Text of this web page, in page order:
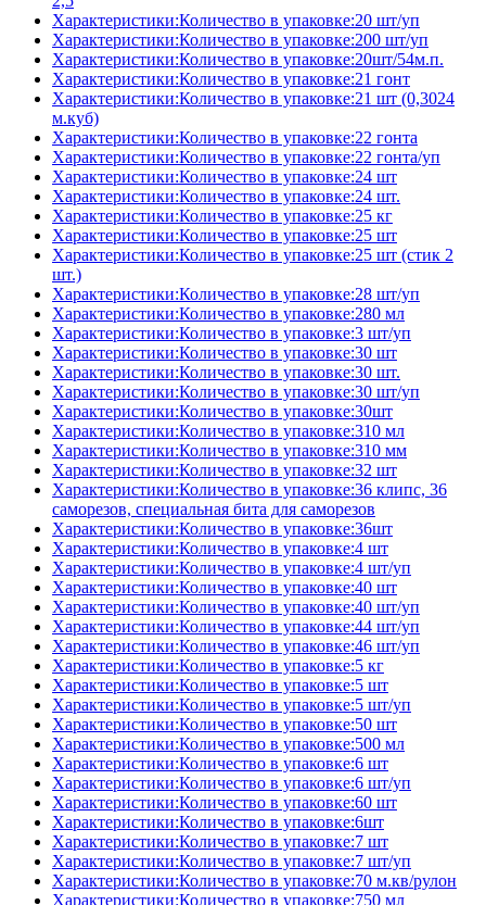
Характеристики:Количество в упаковке:20 шт/уп
Характеристики:Количество в упаковке:200 шт/уп
Характеристики:Количество в упаковке:20шт/54м.п.
Характеристики:Количество в упаковке:21 гонт
Характеристики:Количество в упаковке:21 шт (0,3024
м.куб)
Характеристики:Количество в упаковке:22 гонта
Характеристики:Количество в упаковке:22 гонта/уп
Характеристики:Количество в упаковке:24 шт
Характеристики:Количество в упаковке:24 шт.
Характеристики:Количество в упаковке:25 кг
Характеристики:Количество в упаковке:25 шт
Характеристики:Количество в упаковке:25 шт (стик 2
шт.)
Характеристики:Количество в упаковке:28 шт/уп
Характеристики:Количество в упаковке:280 мл
Характеристики:Количество в упаковке:3 шт/уп
Характеристики:Количество в упаковке:30 шт
Характеристики:Количество в упаковке:30 шт.
Характеристики:Количество в упаковке:30 шт/уп
Характеристики:Количество в упаковке:30шт
Характеристики:Количество в упаковке:310 мл
Характеристики:Количество в упаковке:310 мм
Характеристики:Количество в упаковке:32 шт
Характеристики:Количество в упаковке:36 клипс, 36
саморезов, специальная бита для саморезов
Характеристики:Количество в упаковке:36шт
Характеристики:Количество в упаковке:4 шт
Характеристики:Количество в упаковке:4 шт/уп
Характеристики:Количество в упаковке:40 шт
Характеристики:Количество в упаковке:40 шт/уп
Характеристики:Количество в упаковке:44 шт/уп
Характеристики:Количество в упаковке:46 шт/уп
Характеристики:Количество в упаковке:5 кг
Характеристики:Количество в упаковке:5 шт
Характеристики:Количество в упаковке:5 шт/уп
Характеристики:Количество в упаковке:50 шт
Характеристики:Количество в упаковке:500 мл
Характеристики:Количество в упаковке:6 шт
Характеристики:Количество в упаковке:6 шт/уп
Характеристики:Количество в упаковке:60 шт
Характеристики:Количество в упаковке:6шт
Характеристики:Количество в упаковке:7 шт
Характеристики:Количество в упаковке:7 шт/уп
Характеристики:Количество в упаковке:70 м.кв/рулон
Характеристики:Количество в упаковке:750 мл